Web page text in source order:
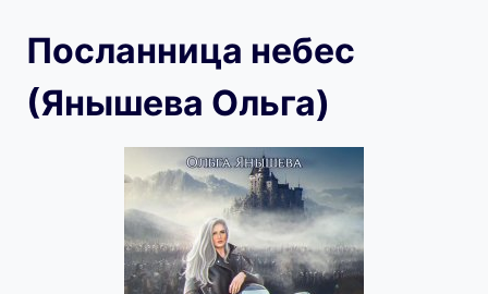
Посланница небес
(Янышева Ольга)